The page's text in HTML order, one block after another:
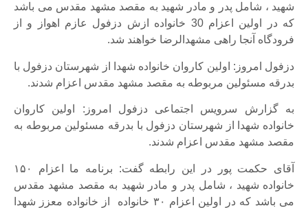
شهید ، شامل پدر و مادر شهید به مقصد مشهد مقدس می باشد
که در اولین اعزام 30 خانواده ازش دزفول عازم اهواز و از
فرودگاه آنجا راهی مشهدالرضا خواهند شد.
دزفول امروز: اولین کاروان خانواده شهدا از شهرستان دزفول با
بدرقه مسئولین مربوطه به مقصد مشهد مقدس اعزام شدند.
به گزارش سرویس اجتماعی دزفول امروز: اولین کاروان
خانواده شهدا از شهرستان دزفول با بدرقه مسئولین مربوطه به
مقصد مشهد مقدس اعزام شدند.
آقای حکمت پور در این رابطه گفت: برنامه ما اعزام ۱۵۰
خانواده شهید ، شامل پدر و مادر شهید به مقصد مشهد مقدس
می باشد که در اولین اعزام ۳۰ خانواده از خانواده معزز شهدا